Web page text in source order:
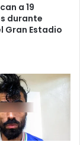
a 19
durante
Gran Estadio